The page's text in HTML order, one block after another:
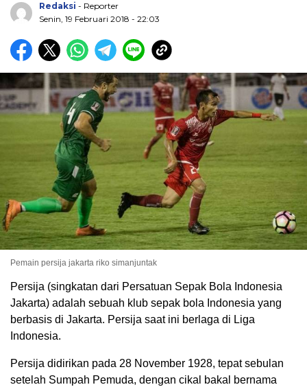
Redaksi - Reporter
Senin, 19 Februari 2018 - 22:03
Pemain persija jakarta riko simanjuntak
Persija (singkatan dari Persatuan Sepak Bola Indonesia
Jakarta) adalah sebuah klub sepak bola Indonesia yang
berbasis di Jakarta. Persija saat ini berlaga di Liga
Indonesia.
Persija didirikan pada 28 November 1928, tepat sebulan
setelah Sumpah Pemuda, dengan cikal bakal bernama